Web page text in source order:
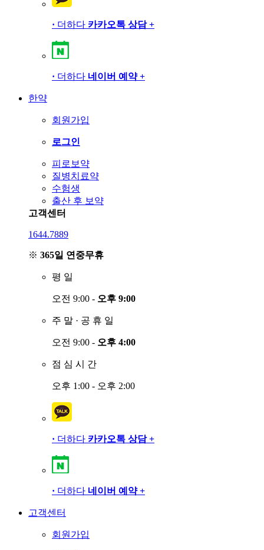
· 더하다 카카오톡 상담 +
· 더하다 네이버 예약 +
한약
회원가입
로그인
피로보약
질병치료약
수험생
출산 후 보약
고객센터
1644.7889
※ 365일 연중무휴
평 일
오전 9:00 - 오후 9:00
주 말 · 공 휴 일
오전 9:00 - 오후 4:00
점 심 시 간
오후 1:00 - 오후 2:00
· 더하다 카카오톡 상담 +
· 더하다 네이버 예약 +
고객센터
회원가입